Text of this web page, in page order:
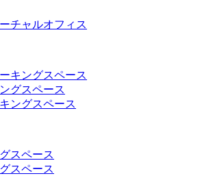
チャルオフィス
キングスペース
グスペース
ングスペース
スペース
スペース